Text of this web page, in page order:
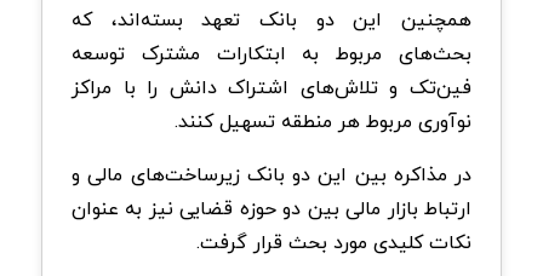
همچنین این دو بانک تعهد بسته‌اند، که
بحث‌های مربوط به ابتکارات مشترک توسعه
فین‌تک و تلاش‌های اشتراک دانش را با مراکز
نوآوری مربوط هر منطقه تسهیل کنند.
در مذاکره بین این دو بانک زیرساخت‌های مالی و
ارتباط بازار مالی بین دو حوزه قضایی نیز به عنوان
نکات کلیدی مورد بحث قرار گرفت.